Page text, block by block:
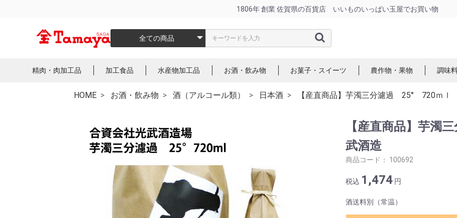
1806年 創業 佐賀県の百貨店 いいものいっぱい玉屋でお買い物
全ての商品
精肉・肉加工品 加工食品 水産物加工品 お酒・飲み物 お菓子・スイーツ 農作物・果物 調味
HOME お酒・飲み物 酒（アルコール類） 日本酒 【産直商品】芋濁三分濾過 25° 720ｍｌ
【産直商品】芋
武酒造
商品コード： 100692
税込 1,474 円
酒送料別（常温）